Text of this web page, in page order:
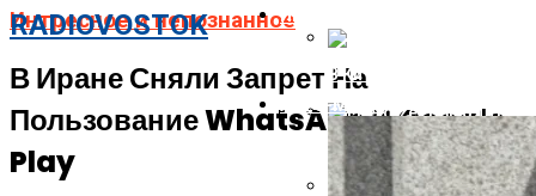
RADIOVOSTOK ИНТРЕСНОЕ И НЕПОЗНАННОЕ
В Китае Пройдёт
Energizer Выходит На
АВТО-МОТО
Интресное и непознанное
В Иране Сняли Запрет На
Пользование WhatsApp И Google
Play